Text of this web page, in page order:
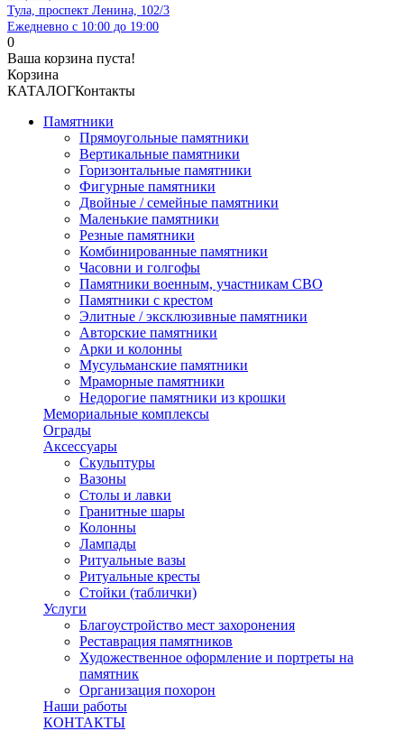
Тула, проспект Ленина, 102/3
Ежедневно с 10:00 до 19:00
0
Ваша корзина пуста!
Корзина
КАТАЛОГКонтакты
Памятники
Прямоугольные памятники
Вертикальные памятники
Горизонтальные памятники
Фигурные памятники
Двойные / семейные памятники
Маленькие памятники
Резные памятники
Комбинированные памятники
Часовни и голгофы
Памятники военным, участникам СВО
Памятники с крестом
Элитные / эксклюзивные памятники
Авторские памятники
Арки и колонны
Мусульманские памятники
Мраморные памятники
Недорогие памятники из крошки
Мемориальные комплексы
Ограды
Аксессуары
Скульптуры
Вазоны
Столы и лавки
Гранитные шары
Колонны
Лампады
Ритуальные вазы
Ритуальные кресты
Стойки (таблички)
Услуги
Благоустройство мест захоронения
Реставрация памятников
Художественное оформление и портреты на
памятник
Организация похорон
Наши работы
КОНТАКТЫ